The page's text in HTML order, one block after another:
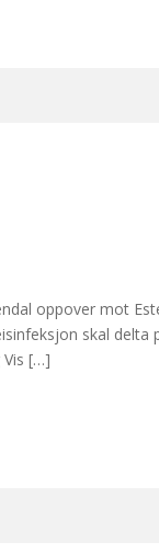
oppover mot
skal
Vis […]